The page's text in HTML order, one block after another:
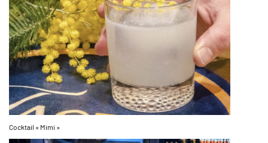
Cocktail « Mimi »